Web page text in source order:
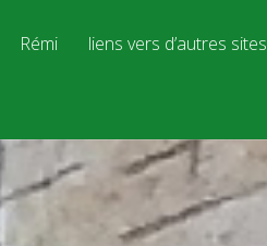
Rémi liens vers d’autres sites